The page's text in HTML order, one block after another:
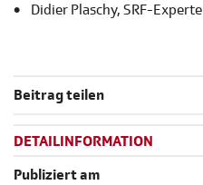
• Didier Plaschy, SRF-Experte
Beitrag teilen
DETAILINFORMATION
Publiziert am